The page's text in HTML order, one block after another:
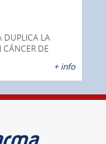
DUPLICA LA
CÁNCER DE
+ info